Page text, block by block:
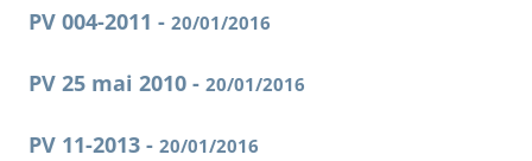
PV 004-2011 - 20/01/2016
PV 25 mai 2010 - 20/01/2016
PV 11-2013 - 20/01/2016